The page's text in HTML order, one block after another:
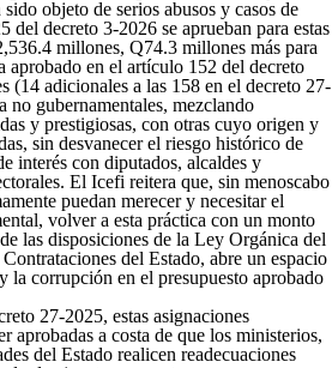
objeto de serios abusos y casos de
decreto 3-2026 se aprueban para estas
millones, Q74.3 millones más para
aprobado en el artículo 152 del decreto
(14 adicionales a las 158 en el decreto 27-
no gubernamentales, mezclando
y prestigiosas, con otras cuyo origen y
sin desvanecer el riesgo histórico de
interés con diputados, alcaldes y
El Icefi reitera que, sin menoscabo
puedan merecer y necesitar el
volver a esta práctica con un monto
las disposiciones de la Ley Orgánica del
del Estado, abre un espacio
la corrupción en el presupuesto aprobado
27-2025, estas asignaciones
aprobadas a costa de que los ministerios,
del Estado realicen readecuaciones